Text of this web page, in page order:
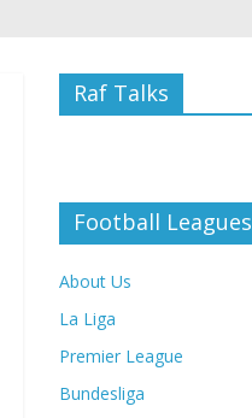
Raf Talks
Football Leagues
About Us
La Liga
Premier League
Bundesliga